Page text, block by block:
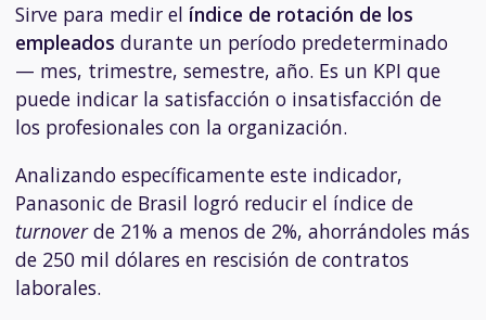
Sirve para medir el índice de rotación de los
empleados durante un período predeterminado
— mes, trimestre, semestre, año. Es un KPI que
puede indicar la satisfacción o insatisfacción de
los profesionales con la organización.
Analizando específicamente este indicador,
Panasonic de Brasil logró reducir el índice de
turnoverde 21% a menos de 2%, ahorrándoles más
de 250 mil dólares en rescisión de contratos
laborales.